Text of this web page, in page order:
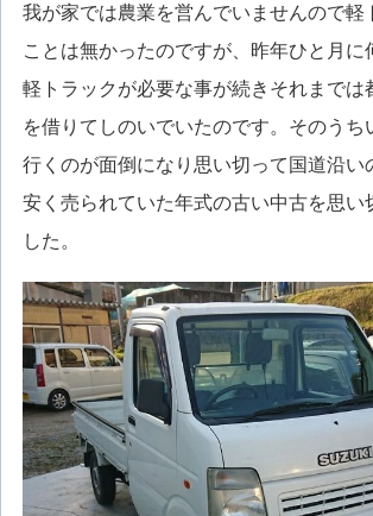
我が家では農業を営んでいませんので軽
ことは無かったのですが、昨年ひと月に
軽トラックが必要な事が続きそれまでは
を借りてしのいでいたのです。そのうち
行くのが面倒になり思い切って国道沿い
安く売られていた年式の古い中古を思い
した。